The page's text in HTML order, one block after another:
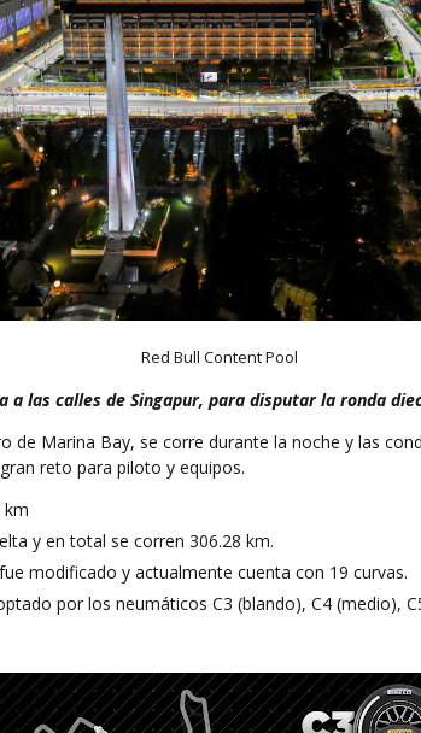
Red Bull Content Pool
a las calles de Singapur, para disputar la ronda
de Marina Bay, se corre durante la noche y las
reto para piloto y equipos.
km
y en total se corren 306.28 km.
modificado y actualmente cuenta con 19 curvas.
por los neumáticos C3 (blando), C4 (medio),